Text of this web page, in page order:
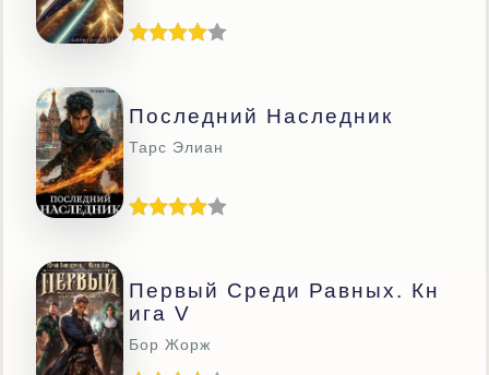
Последний Наследник
Тарс Элиан
Первый Среди Равных. Кн
Ига V
Бор Жорж